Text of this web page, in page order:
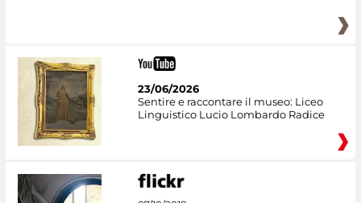
23/06/2026
Sentire e raccontare il museo: Liceo
Linguistico Lucio Lombardo Radice